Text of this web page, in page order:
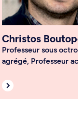
Christos
Professeur sous octroi
agrégé, Professeur